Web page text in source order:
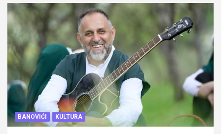
BANOVIĆI KULTURA